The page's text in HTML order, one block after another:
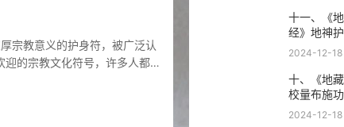
的宗教文化符号，许多人都希
...
十一、《
经》地神
2024-12-18
十、《地
校量布施
2024-12-18